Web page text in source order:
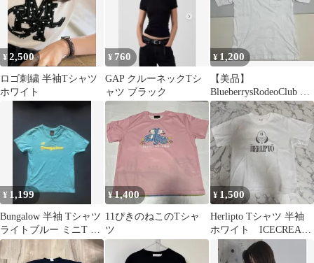
¥2,500
ロゴ刺繍 半袖Tシャツ
ホワイト
¥ 760
GAP クルーネックTシ
ャツ ブラック
¥ 1,200
【美品】
BlueberrysRodeoClub T
シャツ 半袖 白 LL
¥ 1,199
Bungalow 半袖 Tシャツ
ライトブルー ミニT ミ
ニ丈 水色
¥1,400
11ぴきのねこのTシャ
ツ
¥ 1,500
Herlipto Tシャツ 半袖
ホワイト ICECREAM
2024